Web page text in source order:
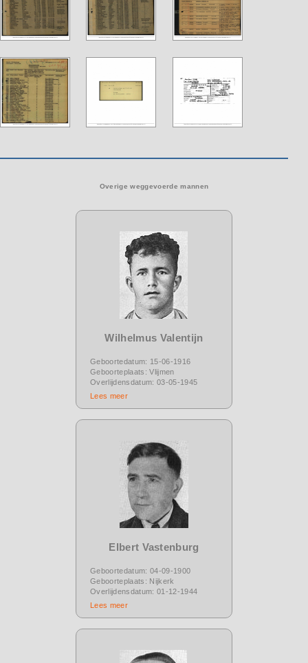
Overige weggevoerde mannen
Wilhelmus Valentijn
Geboortedatum: 15-06-1916
Geboorteplaats: Vlijmen
Overlijdensdatum: 03-05-1945
Lees meer
Elbert Vastenburg
Geboortedatum: 04-09-1900
Geboorteplaats: Nijkerk
Overlijdensdatum: 01-12-1944
Lees meer